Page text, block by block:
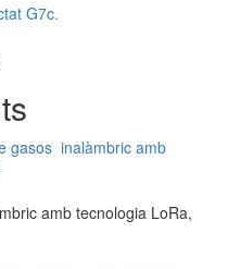
amb tecnologia LoRa,